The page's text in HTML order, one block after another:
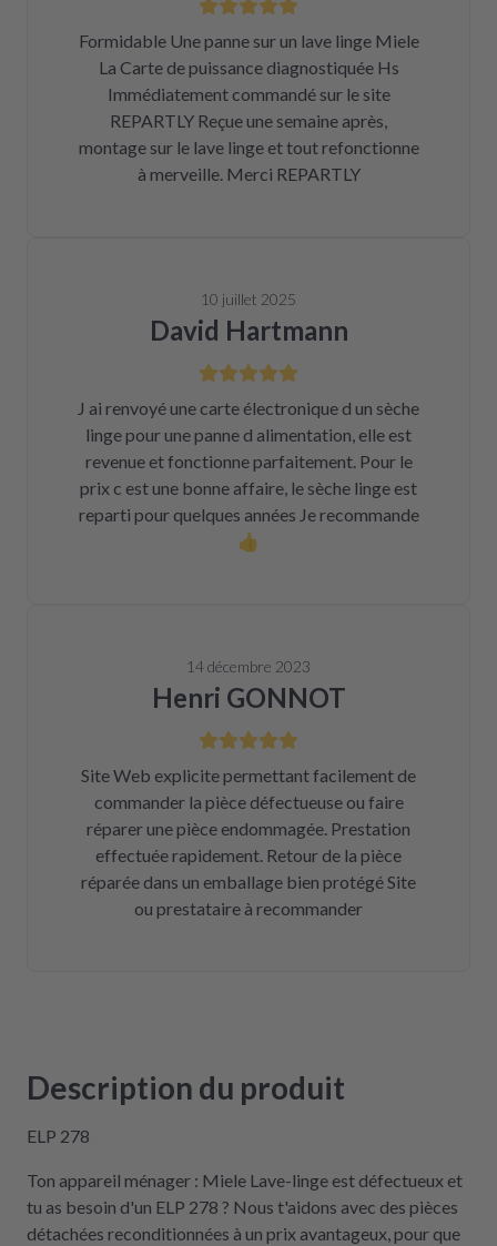
Formidable Une panne sur un lave linge Miele
La Carte de puissance diagnostiquée Hs
Immédiatement commandé sur le site
REPARTLY Reçue une semaine après,
montage sur le lave linge et tout refonctionne
à merveille. Merci REPARTLY
10 juillet 2025
David Hartmann
J ai renvoyé une carte électronique d un sèche
linge pour une panne d alimentation, elle est
revenue et fonctionne parfaitement. Pour le
prix c est une bonne affaire, le sèche linge est
reparti pour quelques années Je recommande
👍
14 décembre 2023
Henri GONNOT
Site Web explicite permettant facilement de
commander la pièce défectueuse ou faire
réparer une pièce endommagée. Prestation
effectuée rapidement. Retour de la pièce
réparée dans un emballage bien protégé Site
ou prestataire à recommander
Description du produit
ELP 278
Ton appareil ménager : Miele Lave-linge est défectueux et
tu as besoin d'un ELP 278 ? Nous t'aidons avec des pièces
détachées reconditionnées à un prix avantageux, pour que